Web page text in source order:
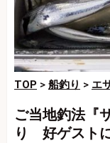
TOP > 船釣り > エ
ご当地釣法『
り 好ゲスト